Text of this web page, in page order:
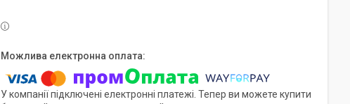
У компанії підключені електронні платежі. Тепер ви можете купити